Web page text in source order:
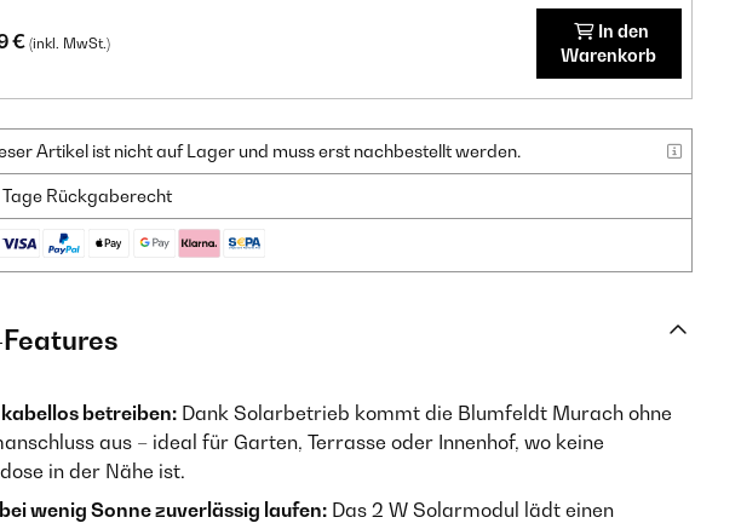
€ (inkl. MwSt.)
In den
Warenkorb
Artikel ist nicht auf Lager und muss erst nachbestellt werden.
Tage Rückgaberecht
betreiben: Dank Solarbetrieb kommt die Blumfeldt Murach ohne
aus – ideal für Garten, Terrasse oder Innenhof, wo keine
in der Nähe ist.
wenig Sonne zuverlässig laufen: Das 2 W Solarmodul lädt einen